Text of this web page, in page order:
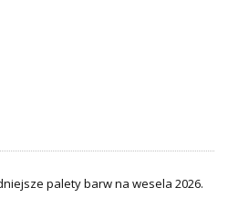
palety barw na wesela 2026.